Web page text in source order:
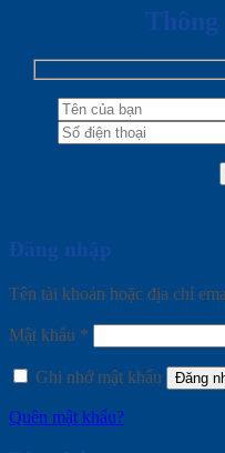
Thông
Đăng nhập
Tên tài khoản hoặc địa chỉ
Mật khẩu *
Ghi nhớ mật khẩu Đăng
Quên mật khẩu?